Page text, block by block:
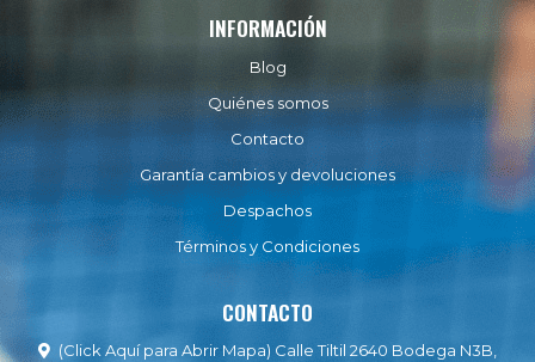
INFORMACIÓN
Blog
Quiénes somos
Contacto
Garantía cambios y devoluciones
Despachos
Términos y Condiciones
CONTACTO
(Click Aquí para Abrir Mapa) Calle Tiltil 2640 Bodega N3B,